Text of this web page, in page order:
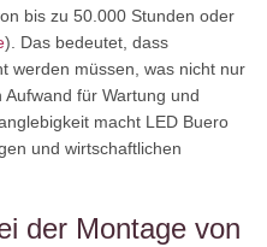
bis zu 50.000 Stunden oder
). Das bedeutet, dass
werden müssen, was nicht nur
für Wartung und
macht LED Buero
und wirtschaftlichen
der Montage von